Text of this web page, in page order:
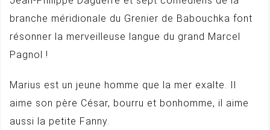
branche méridionale du Grenier de Babouchka font
résonner la merveilleuse langue du grand Marcel
Pagnol !
Marius est un jeune homme que la mer exalte. Il
aime son père César, bourru et bonhomme, il aime
aussi la petite Fanny.